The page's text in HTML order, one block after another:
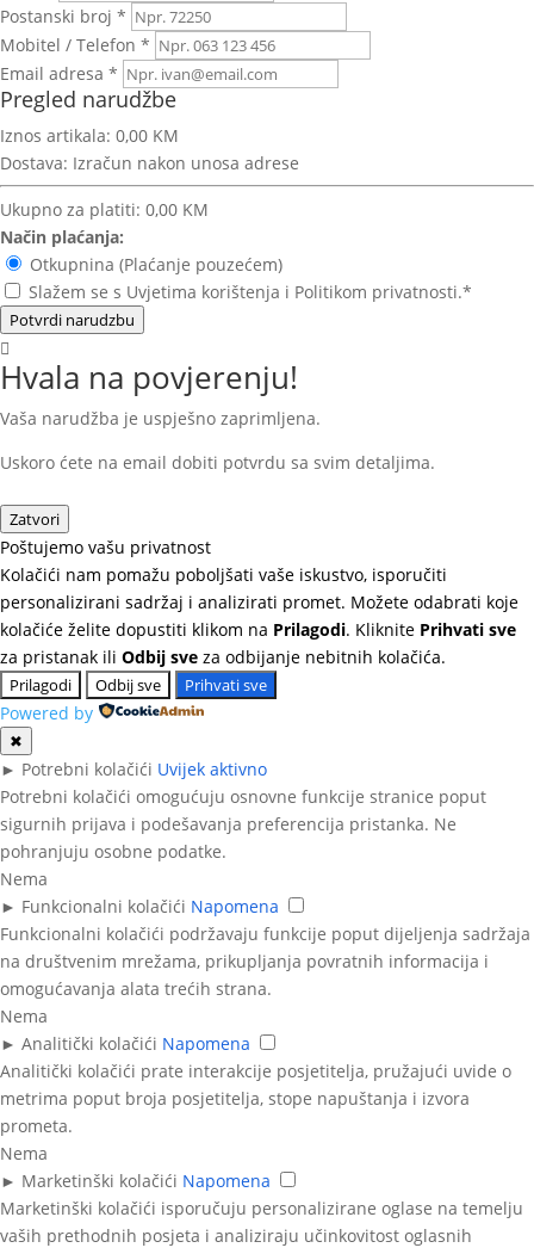
Postanski broj *
Mobitel / Telefon *
Email adresa *
Pregled narudžbe
Iznos artikala: 0,00 KM
Dostava: Izračun nakon unosa adrese
Ukupno za platiti: 0,00 KM
Način plaćanja:
Otkupnina (Plaćanje pouzećem)
Slažem se s Uvjetima korištenja i Politikom privatnosti.*
Potvrdi narudzbu
Hvala na povjerenju!
Vaša narudžba je uspješno zaprimljena.
Uskoro ćete na email dobiti potvrdu sa svim detaljima.
Zatvori
Poštujemo vašu privatnost
Kolačići nam pomažu poboljšati vaše iskustvo, isporučiti
personalizirani sadržaj i analizirati promet. Možete odabrati koje
kolačiće želite dopustiti klikom na Prilagodi. Kliknite Prihvati sve
za pristanak ili Odbij sve za odbijanje nebitnih kolačića.
Prilagodi Odbij sve Prihvati sve
Powered by
✖
► Potrebni kolačići Uvijek aktivno
Potrebni kolačići omogućuju osnovne funkcije stranice poput
sigurnih prijava i podešavanja preferencija pristanka. Ne
pohranjuju osobne podatke.
Nema
► Funkcionalni kolačići Napomena
Funkcionalni kolačići podržavaju funkcije poput dijeljenja sadržaja
na društvenim mrežama, prikupljanja povratnih informacija i
omogućavanja alata trećih strana.
Nema
► Analitički kolačići Napomena
Analitički kolačići prate interakcije posjetitelja, pružajući uvide o
metrima poput broja posjetitelja, stope napuštanja i izvora
prometa.
Nema
► Marketinški kolačići Napomena
Marketinški kolačići isporučuju personalizirane oglase na temelju
vaših prethodnih posjeta i analiziraju učinkovitost oglasnih